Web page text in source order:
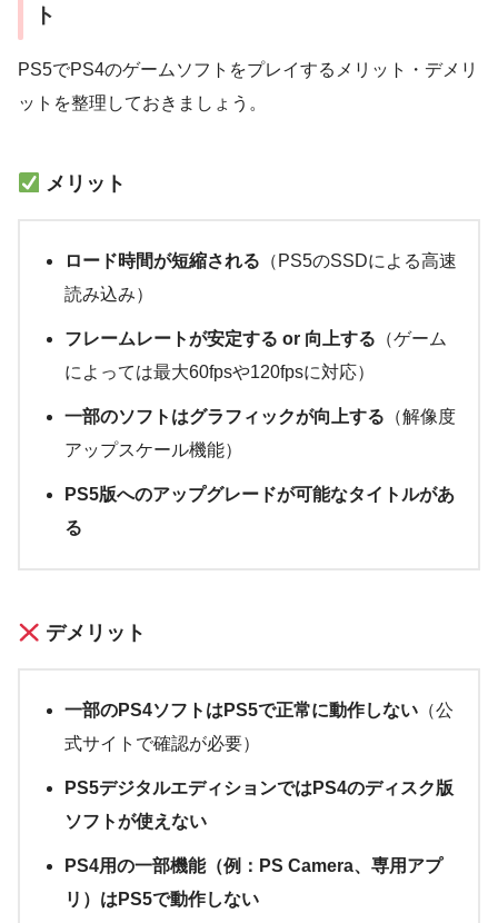
ト
PS5でPS4のゲームソフトをプレイするメリット・デメリ
ットを整理しておきましょう。
メリット
ロード時間が短縮される （PS5のSSDによる高速
読み込み）
フレームレートが安定する or 向上する （ゲーム
によっては最大60fpsや120fpsに対応）
一部のソフトはグラフィックが向上する （解像度
アップスケール機能）
PS5版へのアップグレードが可能なタイトルがあ
る
デメリット
一部のPS4ソフトはPS5で正常に動作しない （公
式サイトで確認が必要）
PS5デジタルエディションではPS4のディスク版
ソフトが使えない
PS4用の一部機能（例：PS Camera、専用アプ
リ）はPS5で動作しない